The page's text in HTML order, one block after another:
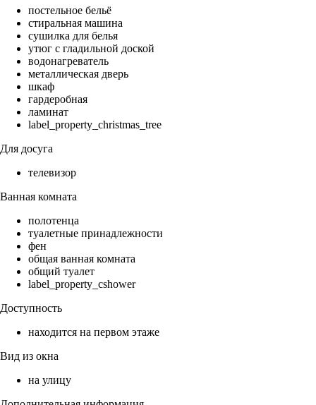
постельное бельё
стиральная машина
сушилка для белья
утюг с гладильной доской
водонагреватель
металлическая дверь
шкаф
гардеробная
ламинат
label_property_christmas_tree
Для досуга
телевизор
Ванная комната
полотенца
туалетные принадлежности
фен
общая ванная комната
общий туалет
label_property_cshower
Доступность
находится на первом этаже
Вид из окна
на улицу